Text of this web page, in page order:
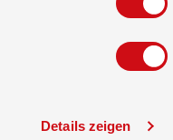
Details zeigen